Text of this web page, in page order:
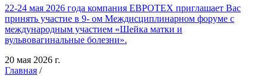
22-24 мая 2026 года компания ЕВРОТЕХ приглашает Вас
принять участие в 9- ом Междисциплинарном форуме с
международным участием «Шейка матки и
вульвовагинальные болезни».
20 мая 2026 г.
Главная /